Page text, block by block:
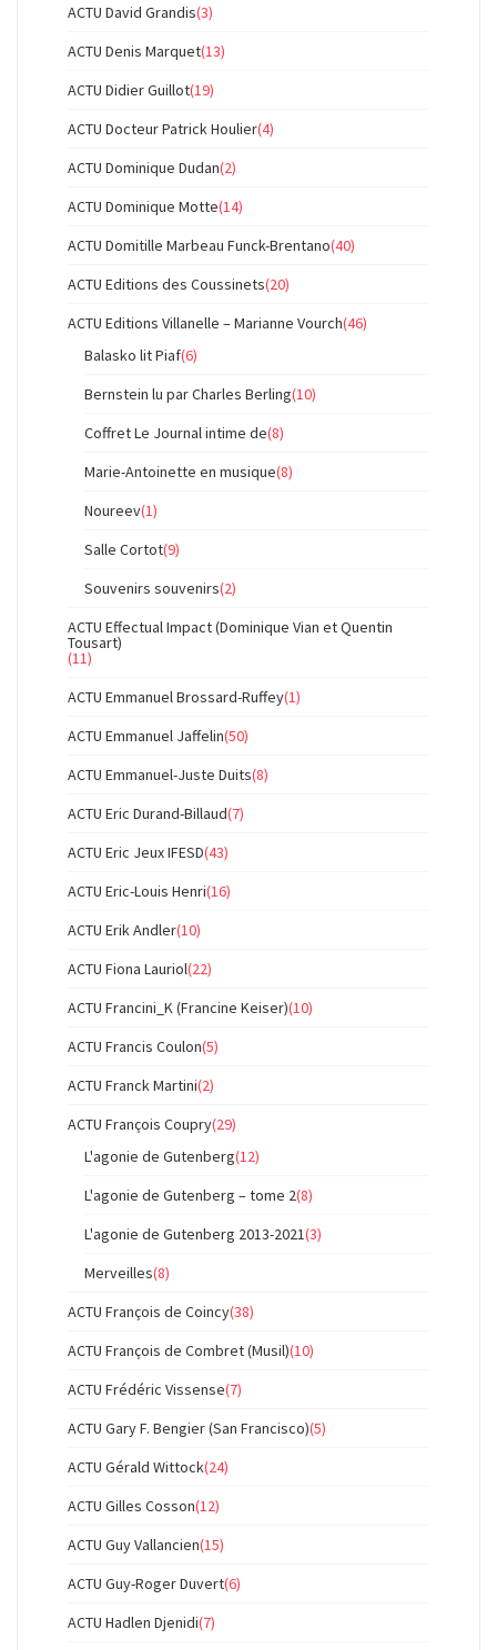
ACTU David Grandis(3)
ACTU Denis Marquet(13)
ACTU Didier Guillot(19)
ACTU Docteur Patrick Houlier(4)
ACTU Dominique Dudan(2)
ACTU Dominique Motte(14)
ACTU Domitille Marbeau Funck-Brentano(40)
ACTU Editions des Coussinets(20)
ACTU Editions Villanelle – Marianne Vourch(46)
Balasko lit Piaf(6)
Bernstein lu par Charles Berling(10)
Coffret Le Journal intime de(8)
Marie-Antoinette en musique(8)
Noureev(1)
Salle Cortot(9)
Souvenirs souvenirs(2)
ACTU Effectual Impact (Dominique Vian et Quentin
Tousart)
(11)
ACTU Emmanuel Brossard-Ruffey(1)
ACTU Emmanuel Jaffelin(50)
ACTU Emmanuel-Juste Duits(8)
ACTU Eric Durand-Billaud(7)
ACTU Eric Jeux IFESD(43)
ACTU Eric-Louis Henri(16)
ACTU Erik Andler(10)
ACTU Fiona Lauriol(22)
ACTU Francini_K (Francine Keiser)(10)
ACTU Francis Coulon(5)
ACTU Franck Martini(2)
ACTU François Coupry(29)
L'agonie de Gutenberg(12)
L'agonie de Gutenberg – tome 2(8)
L'agonie de Gutenberg 2013-2021(3)
Merveilles(8)
ACTU François de Coincy(38)
ACTU François de Combret (Musil)(10)
ACTU Frédéric Vissense(7)
ACTU Gary F. Bengier (San Francisco)(5)
ACTU Gérald Wittock(24)
ACTU Gilles Cosson(12)
ACTU Guy Vallancien(15)
ACTU Guy-Roger Duvert(6)
ACTU Hadlen Djenidi(7)